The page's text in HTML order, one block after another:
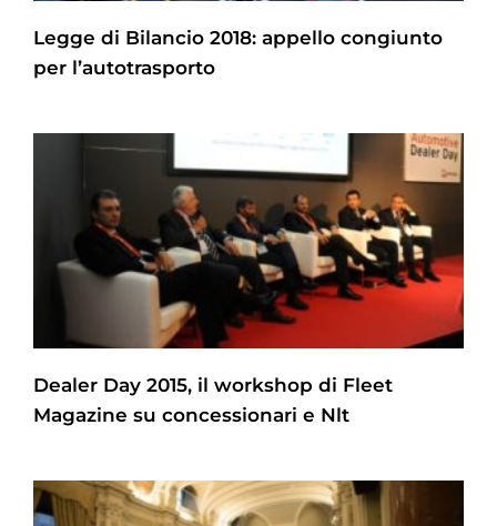
Legge di Bilancio 2018: appello congiunto
per l’autotrasporto
Dealer Day 2015, il workshop di Fleet
Magazine su concessionari e Nlt